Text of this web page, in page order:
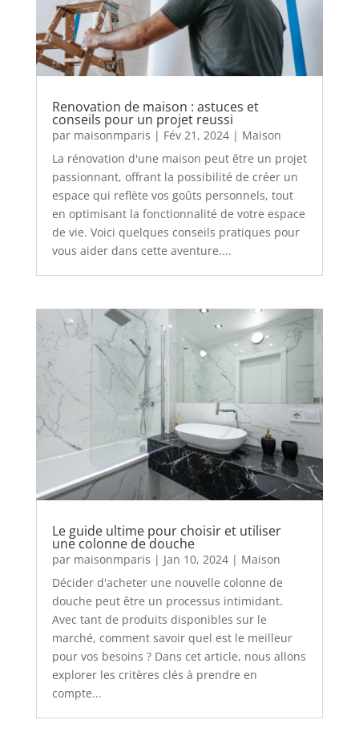
Renovation de maison : astuces et
conseils pour un projet reussi
par maisonmparis | Fév 21, 2024| Maison
La rénovation d'une maison peut être un projet
passionnant, offrant la possibilité de créer un
espace qui reflète vos goûts personnels, tout
en optimisant la fonctionnalité de votre espace
de vie. Voici quelques conseils pratiques pour
vous aider dans cette aventure....
Le guide ultime pour choisir et utiliser
une colonne de douche
par maisonmparis | Jan 10, 2024| Maison
Décider d'acheter une nouvelle colonne de
douche peut être un processus intimidant.
Avec tant de produits disponibles sur le
marché, comment savoir quel est le meilleur
pour vos besoins ? Dans cet article, nous allons
explorer les critères clés à prendre en
compte...